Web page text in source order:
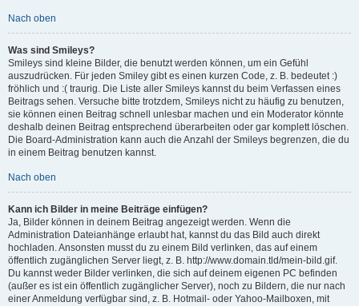
Nach oben
Was sind Smileys?
Smileys sind kleine Bilder, die benutzt werden können, um ein Gefühl
auszudrücken. Für jeden Smiley gibt es einen kurzen Code, z. B. bedeutet :)
fröhlich und :( traurig. Die Liste aller Smileys kannst du beim Verfassen eines
Beitrags sehen. Versuche bitte trotzdem, Smileys nicht zu häufig zu benutzen,
sie können einen Beitrag schnell unlesbar machen und ein Moderator könnte
deshalb deinen Beitrag entsprechend überarbeiten oder gar komplett löschen.
Die Board-Administration kann auch die Anzahl der Smileys begrenzen, die du
in einem Beitrag benutzen kannst.
Nach oben
Kann ich Bilder in meine Beiträge einfügen?
Ja, Bilder können in deinem Beitrag angezeigt werden. Wenn die
Administration Dateianhänge erlaubt hat, kannst du das Bild auch direkt
hochladen. Ansonsten musst du zu einem Bild verlinken, das auf einem
öffentlich zugänglichen Server liegt, z. B. http://www.domain.tld/mein-bild.gif.
Du kannst weder Bilder verlinken, die sich auf deinem eigenen PC befinden
(außer es ist ein öffentlich zugänglicher Server), noch zu Bildern, die nur nach
einer Anmeldung verfügbar sind, z. B. Hotmail- oder Yahoo-Mailboxen, mit